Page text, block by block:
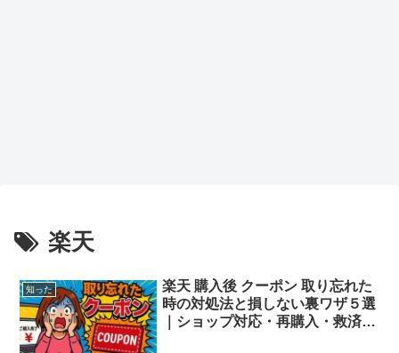
楽天
知った
楽天 購入後 クーポン 取り忘れた
時の対処法と損しない裏ワザ５選
｜ショップ対応・再購入・救済策